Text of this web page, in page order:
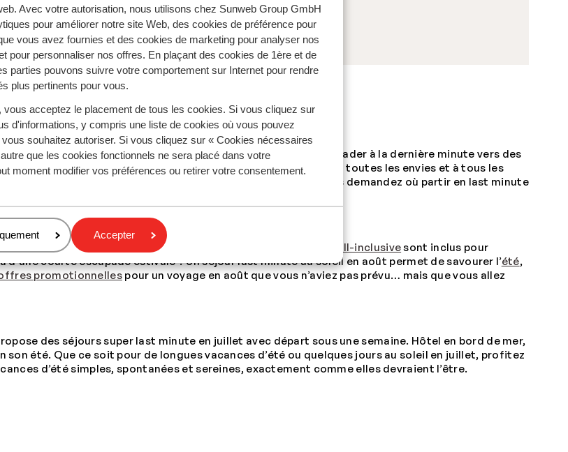
Avec votre autorisation, nous utilisons chez Sunweb Group GmbH
pour améliorer notre site Web, des cookies de préférence pour
vous avez fournies et des cookies de marketing pour analyser nos
pour personnaliser nos offres. En plaçant des cookies de 1ère et de
parties pouvons suivre votre comportement sur Internet pour rendre
plus pertinents pour vous.
vous acceptez le placement de tous les cookies. Si vous cliquez sur
d'informations, y compris une liste de cookies où vous pouvez
souhaitez autoriser. Si vous cliquez sur « Cookies nécessaires
que les cookies fonctionnels ne sera placé dans votre
moment modifier vos préférences ou retirer votre consentement.
Accepter
août avec Sunweb ?
au soleil sont plus que jamais une évidence. Envie de vous évader à la dernière minute vers des
? Sunweb propose des offres last minute en août adaptées à toutes les envies et à tous les
loin du quotidien, quand l’été se vit pleinement. Vous vous demandez où partir en last minute
vous attendent.
c’est simple et rassurant. Vol, hébergement et formule all-inclusivesont inclus pour
courte escapade estivale ? Un séjour last minute au soleil en août permet de savourer l’été,
promotionnellespour un voyage en août que vous n’aviez pas prévu… mais que vous allez
des séjours super last minute en juillet avec départ sous une semaine. Hôtel en bord de mer,
été. Que ce soit pour de longues vacances d’été ou quelques jours au soleil en juillet, profitez
d’été simples, spontanées et sereines, exactement comme elles devraient l’être.